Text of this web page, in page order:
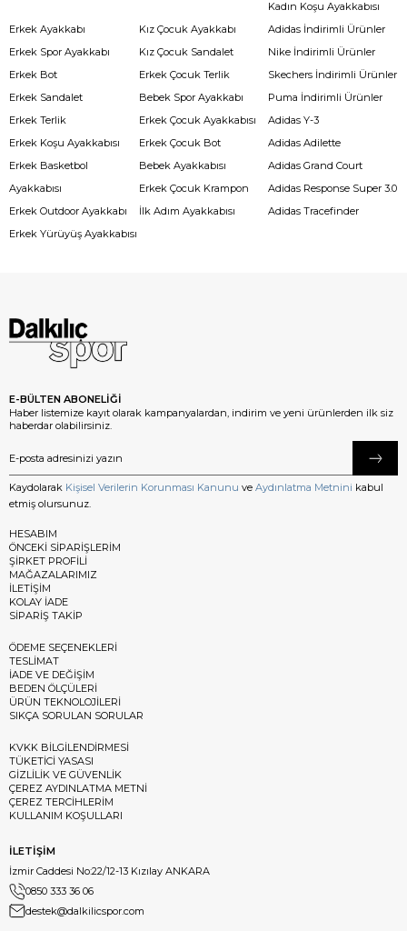
Kadın Koşu Ayakkabısı
Erkek Ayakkabı
Erkek Spor Ayakkabı
Erkek Bot
Erkek Sandalet
Erkek Terlik
Erkek Koşu Ayakkabısı
Erkek Basketbol
Ayakkabısı
Erkek Outdoor Ayakkabı
Erkek Yürüyüş Ayakkabısı
Kız Çocuk Ayakkabı
Kız Çocuk Sandalet
Erkek Çocuk Terlik
Bebek Spor Ayakkabı
Erkek Çocuk Ayakkabısı
Erkek Çocuk Bot
Bebek Ayakkabısı
Erkek Çocuk Krampon
İlk Adım Ayakkabısı
Adidas İndirimli Ürünler
Nike İndirimli Ürünler
Skechers İndirimli Ürünler
Puma İndirimli Ürünler
Adidas Y-3
Adidas Adilette
Adidas Grand Court
Adidas Response Super 3.0
Adidas Tracefinder
E-BÜLTEN ABONELİĞİ
Haber listemize kayıt olarak kampanyalardan, indirim ve yeni ürünlerden ilk siz
haberdar olabilirsiniz.
Kaydolarak Kişisel Verilerin Korunması Kanunu ve Aydınlatma Metnini kabul
etmiş olursunuz.
HESABIM
ÖNCEKİ SİPARİŞLERİM
ŞİRKET PROFİLİ
MAĞAZALARIMIZ
İLETİŞİM
KOLAY İADE
SİPARİŞ TAKİP
ÖDEME SEÇENEKLERİ
TESLİMAT
İADE VE DEĞİŞİM
BEDEN ÖLÇÜLERİ
ÜRÜN TEKNOLOJİLERİ
SIKÇA SORULAN SORULAR
KVKK BİLGİLENDİRMESİ
TÜKETİCİ YASASI
GİZLİLİK VE GÜVENLİK
ÇEREZ AYDINLATMA METNİ
ÇEREZ TERCİHLERİM
KULLANIM KOŞULLARI
İLETİŞİM
İzmir Caddesi No:22/12-13 Kızılay ANKARA
0850 333 36 06
destek@dalkilicspor.com